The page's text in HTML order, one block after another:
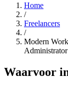
Home
/
Freelancers
/
Modern
Administrator
Waarvoor